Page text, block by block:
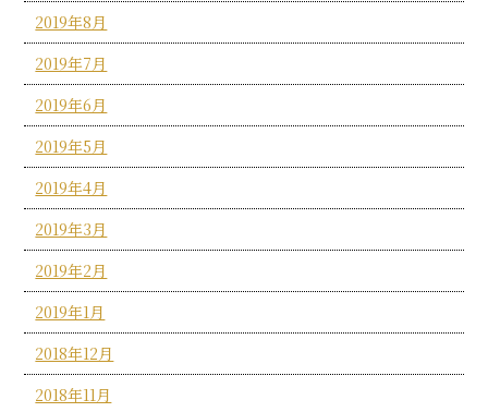
2019年8月
2019年7月
2019年6月
2019年5月
2019年4月
2019年3月
2019年2月
2019年1月
2018年12月
2018年11月